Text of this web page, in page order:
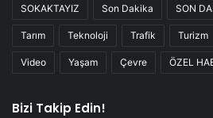
SOKAKTAYIZ Son Dakika SON
Tarım Teknoloji Trafik Turizm
Video Yaşam Çevre ÖZEL
Bizi Takip Edin!